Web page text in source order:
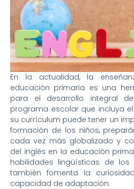
En la actualidad, la
educación primaria es una
para el desarrollo integral
programa escolar que incluya
su currículum puede tener un
formación de los niños,
cada vez más globalizado y
del inglés en la educación
habilidades lingüísticas de los
también fomenta la
capacidad de adaptación.